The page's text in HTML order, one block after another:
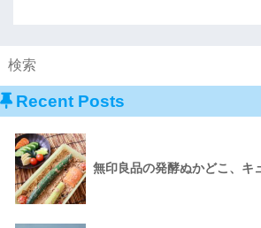
Recent Posts
無印良品の発酵ぬかどこ、